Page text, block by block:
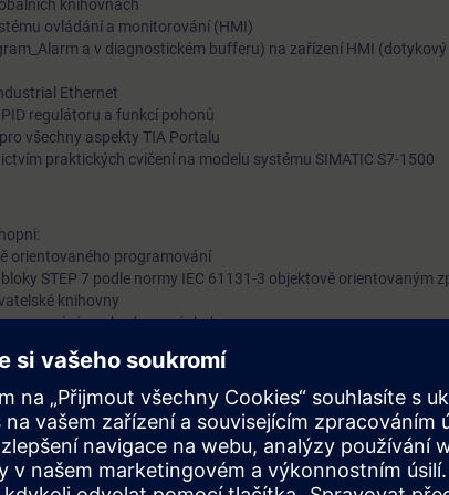
SIMATIC HMI (systém ovládání a monitorování).
mezi SIMATIC CPU na základě průmyslového Ethernetu.
Díky rozsáhlým znalostem, které získáte, budete schopni
konfigurace a flexibilně reagovat na potřebu
knihovnách
ovládání a monitorování (HMI)
a v diagnostickém bufferu) na zařízení HMI (dotykový
Ethernet
regulátoru a funkcí pohonů
všechny aspekty TIA Portalu
praktických cvičení na modelu systému SIMATIC S7-1500
orientovaného programování
STEP 7 podle normy IEC 61131-3 objektově orientovaným
knihovny
zpracování a vyhodnocení chyb v programu
receptur v systému SIMATIC HMI
přes průmyslový Ethernet
prostřednictvím řady praktických cvičení na modelu systému
S7, distribuovaného vstupně-výstupního systému ET 200,